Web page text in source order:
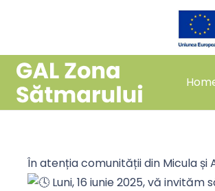
În atenția comunității din Micula și
Luni, 16 iunie 2025, vă